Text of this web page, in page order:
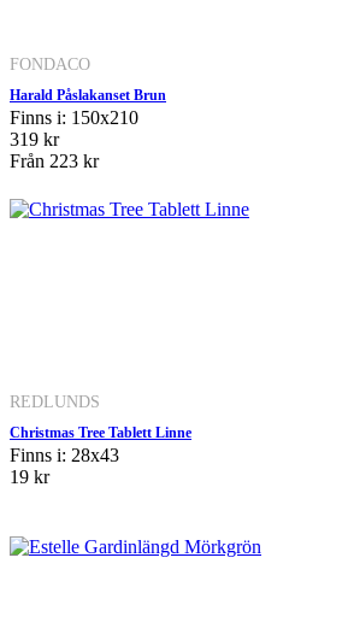
FONDACO
Harald Påslakanset Brun
Finns i: 150x210
319 kr
Från 223 kr
REDLUNDS
Christmas Tree Tablett Linne
Finns i: 28x43
19 kr